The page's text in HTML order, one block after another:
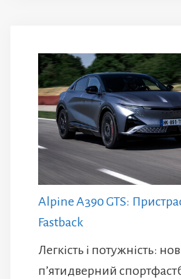
Alpine A390 GTS:
Fastback
Легкість і потужність:
п’ятидверний